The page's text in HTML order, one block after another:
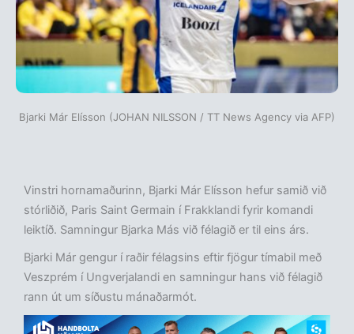
Bjarki Már Elísson (JOHAN NILSSON / TT News Agency via AFP)
Vinstri hornamaðurinn, Bjarki Már Elísson hefur samið við
stórliðið, Paris Saint Germain í Frakklandi fyrir komandi
leiktíð. Samningur Bjarka Más við félagið er til eins árs.
Bjarki Már gengur í raðir félagsins eftir fjögur tímabil með
Veszprém í Ungverjalandi en samningur hans við félagið
rann út um síðustu mánaðarmót.